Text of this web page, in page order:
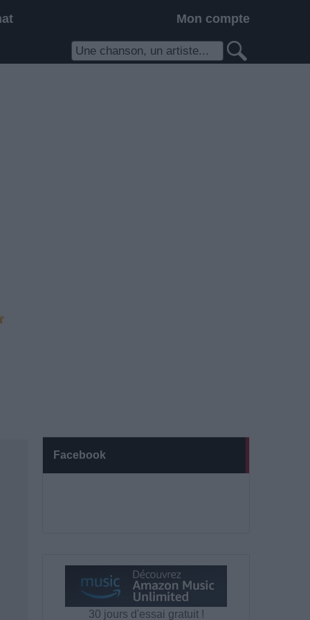
Mon compte
Facebook
30 jours d'essai gratuit !